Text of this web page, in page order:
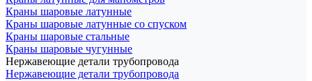
Краны шаровые латунные
Краны шаровые латунные со спуском
Краны шаровые стальные
Краны шаровые чугунные
Нержавеющие детали трубопровода
Нержавеющие детали трубопровода